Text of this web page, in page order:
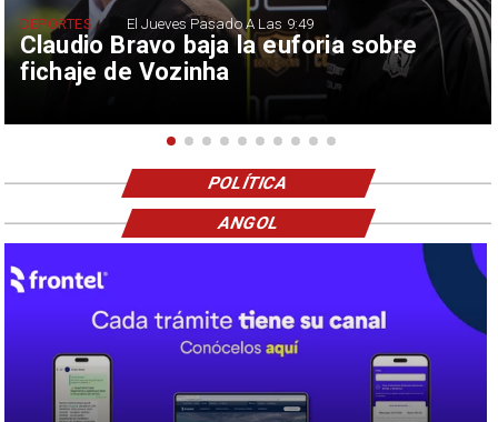
Claudio Bravo baja la euforia sobre
fichaje de Vozinha
DEPORTES El Jueves Pasado A Las 9:49
POLÍTICA
ANGOL